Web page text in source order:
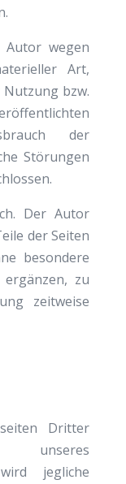
Autor wegen
Art,
bzw.
der
Störungen
Der Autor
der Seiten
besondere
zu
zeitweise
Dritter
jegliche